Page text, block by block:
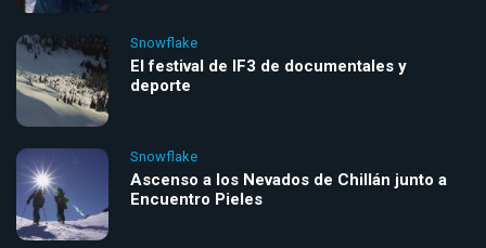
Snowflake
El festival de IF3 de documentales y
deporte
Snowflake
Ascenso a los Nevados de Chillán junto a
Encuentro Pieles